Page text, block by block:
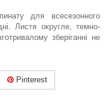
для всесезонного
Листя округле, темно-
зберіганні не
Pinterest